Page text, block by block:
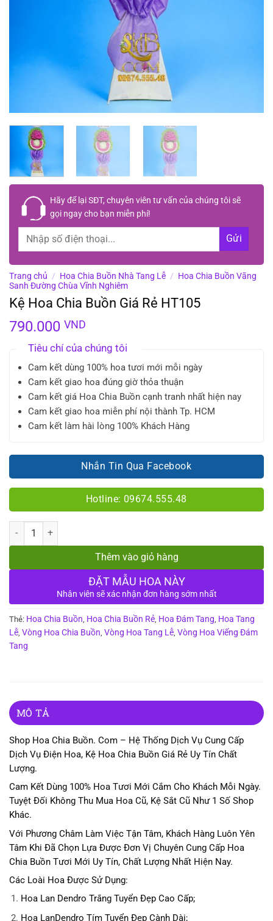
Hãy để lạiSĐT, chuyên viên tư vấn của chúng tôi sẽ
gọi ngay cho bạn miễn phí!
Trang chủ / Hoa Chia Buồn Nhà Tang Lễ / Hoa Chia Buồn Vãng
Sanh Đường Chùa Vĩnh Nghiêm
Kệ Hoa Chia Buồn Giá Rẻ HT105
790.000 VND
Tiêu chí của chúng tôi
Cam kết dùng 100% hoa tươi mới mỗi ngày
Cam kết giao hoa đúng giờ thỏa thuận
Cam kết giá Hoa Chia Buồn cạnh tranh nhất hiện nay
Cam kết giao hoa miễn phí nội thành Tp. HCM
Cam kết làm hài lòng 100% Khách Hàng
Nhắn Tin Qua Facebook
Hotline: 09674.555.48
Số lượng
Thêm vào giỏ hàng
ĐẶT MẪU HOA NÀY
Nhân viên sẽ xác nhận đơn hàng sớm nhất
Thẻ: Hoa Chia Buồn Hoa Chia Buồn Rẻ Hoa Đám Tang Hoa Tang
Lễ Vòng Hoa Chia Buồn Vòng Hoa Tang Lễ Vòng Hoa Viếng Đám
Tang
MÔ TẢ
Shop Hoa Chia Buồn. Com – Hệ Thống Dịch Vụ Cung Cấp
Dịch Vụ Điện Hoa, Kệ Hoa Chia Buồn Giá Rẻ Uy Tín Chất
Lượng.
Cam Kết Dùng 100% Hoa Tươi Mới Cắm Cho Khách Mỗi Ngày.
Tuyệt Đối Không Thu Mua Hoa Cũ, Kệ Sắt Cũ Như 1 Số Shop
Khác.
Với Phương Châm Làm Việc Tận Tâm, Khách Hàng Luôn Yên
Tâm Khi Đã Chọn Lựa Được Đơn Vị Chuyên Cung Cấp Hoa
Chia Buồn Tươi Mới Uy Tín, Chất Lượng Nhất Hiện Nay.
Các Loài Hoa Được Sử Dụng:
Hoa Lan Dendro Trắng Tuyển Đẹp Cao Cấp;
Hoa LanDendro Tím Tuyển Đẹp Cành Dài;